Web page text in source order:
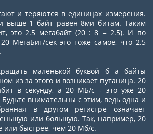
и теряются в единицах измерения.
выше 1 байт равен 8ми битам. Таким
это 2.5 мегабайт (20 : 8 = 2.5). И по
МегаБит/сек это тоже самое, что 2.5
маленькой буквой б а байты
из за этого и возникает путаница. 20
в секунду, а 20 МБ/с - это уже 20
Будьте внимательны с этим, ведь одна и
в другом регистре означает
или большую. Так, например, 20
или быстрее, чем 20 Мб/с.